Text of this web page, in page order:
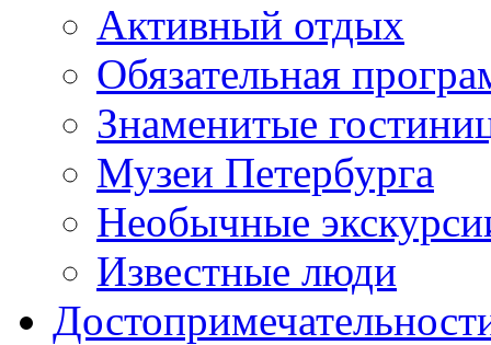
Активный отдых
Обязательная
Знаменитые
Музеи Петербурга
Необычные
Известные люди